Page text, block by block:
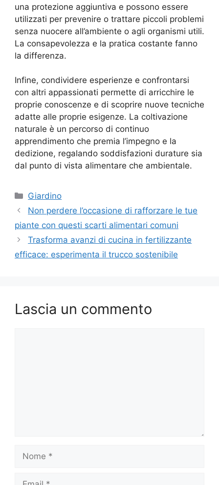
una protezione aggiuntiva e possono essere
utilizzati per prevenire o trattare piccoli problemi
senza nuocere all’ambiente o agli organismi utili.
La consapevolezza e la pratica costante fanno
la differenza.
Infine, condividere esperienze e confrontarsi
con altri appassionati permette di arricchire le
proprie conoscenze e di scoprire nuove tecniche
adatte alle proprie esigenze. La coltivazione
naturale è un percorso di continuo
apprendimento che premia l’impegno e la
dedizione, regalando soddisfazioni durature sia
dal punto di vista alimentare che ambientale.
Categorie
Giardino
Non perdere l’occasione di rafforzare le tue
piante con questi scarti alimentari comuni
Trasforma avanzi di cucina in fertilizzante
efficace: esperimenta il trucco sostenibile
Lascia un commento
Nome
Email